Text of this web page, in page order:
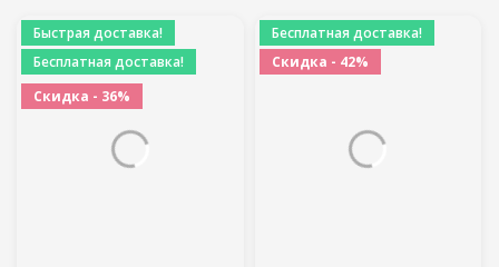
Джинсовая Повседневная
детская плоская
парусиновая обувь
Быстрая доставка!
Бесплатная доставка!
Скидка - 36%
Бесплатная доставка!
Скидка - 42%